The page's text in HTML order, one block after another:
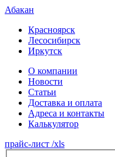
Абакан
Красноярск
Лесосибирск
Иркутск
О компании
Новости
Статьи
Доставка и оплата
Адреса и контакты
Калькулятор
прайс-лист /xls